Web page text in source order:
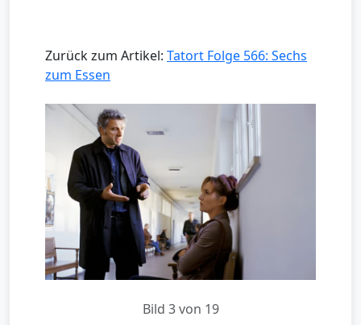
Zurück zum Artikel: Tatort Folge 566: Sechs
zum Essen
Bild 3 von 19